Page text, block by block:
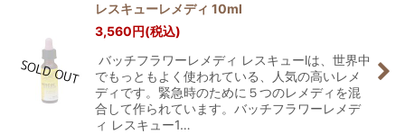
レスキューレメディ 10ml
3,560円(税込)
バッチフラワーレメディ レスキューlは、世界中
でもっともよく使われている、人気の高いレメ
ディです。緊急時のために５つのレメディを混
合して作られています。バッチフラワーレメデ
ィ レスキュー1…